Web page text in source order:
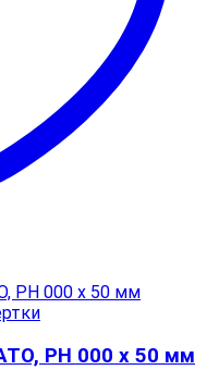
PH 000 x 50 мм